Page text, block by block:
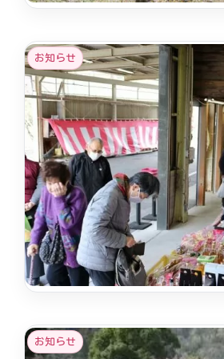
お知らせ
お知らせ